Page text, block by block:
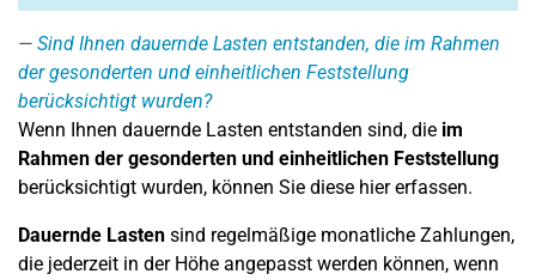
Sind Ihnen dauernde Lasten entstanden, die im Rahmen
der gesonderten und einheitlichen Feststellung
berücksichtigt wurden?
Wenn Ihnen dauernde Lasten entstanden sind, die im
Rahmen der gesonderten und einheitlichen Feststellung
berücksichtigt wurden, können Sie diese hier erfassen.
Dauernde Lasten sind regelmäßige monatliche Zahlungen,
die jederzeit in der Höhe angepasst werden können, wenn